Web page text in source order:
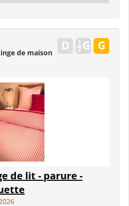
de maison
de lit - parure -